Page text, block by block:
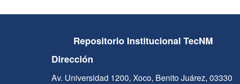
Repositorio Institucional TecNM
Dirección
Av. Universidad 1200, Xoco, Benito Juárez, 03330